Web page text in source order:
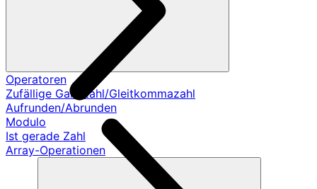
Operatoren
Zufällige Ganzzahl/Gleitkommazahl
Aufrunden/Abrunden
Modulo
Ist gerade Zahl
Array-Operationen